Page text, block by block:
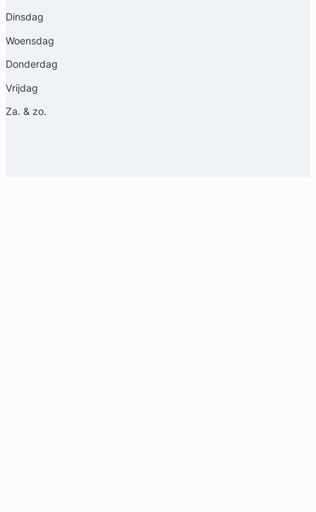
Dinsdag
Woensdag
Donderdag
Vrijdag
Za. & zo.